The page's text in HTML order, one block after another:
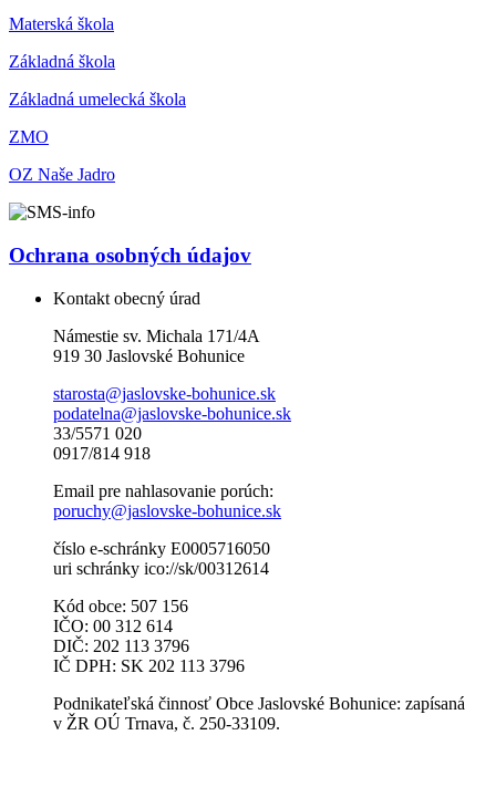
Materská škola
Základná škola
Základná umelecká škola
ZMO
OZ Naše Jadro
Ochrana osobných údajov
Kontakt obecný úrad
Námestie sv. Michala 171/4A
919 30 Jaslovské Bohunice
starosta@jaslovske-bohunice.sk
podatelna@jaslovske-bohunice.sk
33/5571 020
0917/814 918
Email pre nahlasovanie porúch:
poruchy@jaslovske-bohunice.sk
číslo e-schránky E0005716050
uri schránky ico://sk/00312614
Kód obce: 507 156
IČO: 00 312 614
DIČ: 202 113 3796
IČ DPH: SK 202 113 3796
Podnikateľská činnosť Obce Jaslovské Bohunice: zapísaná
v ŽR OÚ Trnava, č. 250-33109.